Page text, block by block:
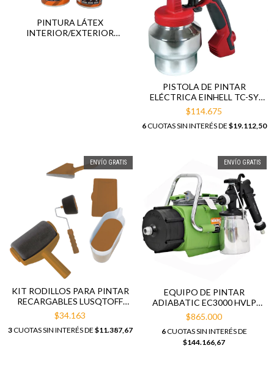
PINTURA LÁTEX
INTERIOR/EXTERIOR
PISTOLA DE PINTAR
ELÉCTRICA EINHELL TC-SY
500S 1000ML 500W
$114.675
6CUOTAS SIN INTERÉS DE $19.112,50
ENVÍO GRATIS
KIT RODILLOS PARA PINTAR
RECARGABLES LUSQTOFF
LQROD-20
$34.163
3CUOTAS SIN INTERÉS DE $11.387,67
ENVÍO GRATIS
EQUIPO DE PINTAR
ADIABATIC EC3000 HVLP
PROFESIONAL
$865.000
6CUOTAS SIN INTERÉS DE
$144.166,67